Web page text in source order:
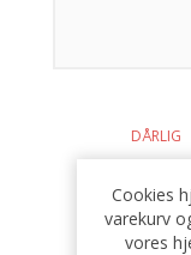
DÅRLIG
Cookies
varekurv
vores